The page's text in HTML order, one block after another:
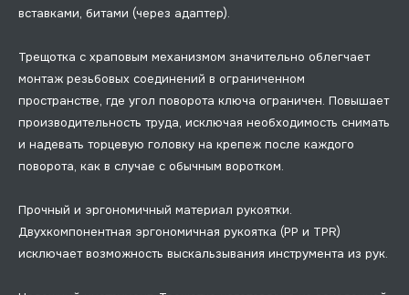
вставками, битами (через адаптер).
Трещотка с храповым механизмом значительно облегчает
монтаж резьбовых соединений в ограниченном
пространстве, где угол поворота ключа ограничен. Повышает
производительность труда, исключая необходимость снимать
и надевать торцевую головку на крепеж после каждого
поворота, как в случае с обычным воротком.
Прочный и эргономичный материал рукоятки.
Двухкомпонентная эргономичная рукоятка (PP и TPR)
исключает возможность выскальзывания инструмента из рук.